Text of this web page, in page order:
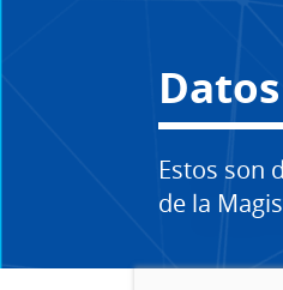
Datos
Estos son
de la